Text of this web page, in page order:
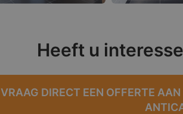
Heeft u
VRAAG DIRECT EEN OFFERTE